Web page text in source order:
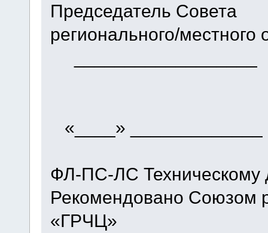
Председатель Совета
регионального/
«____»
ФЛ-ПС-ЛС Техническому
Рекомендовано
«ГРЧЦ»